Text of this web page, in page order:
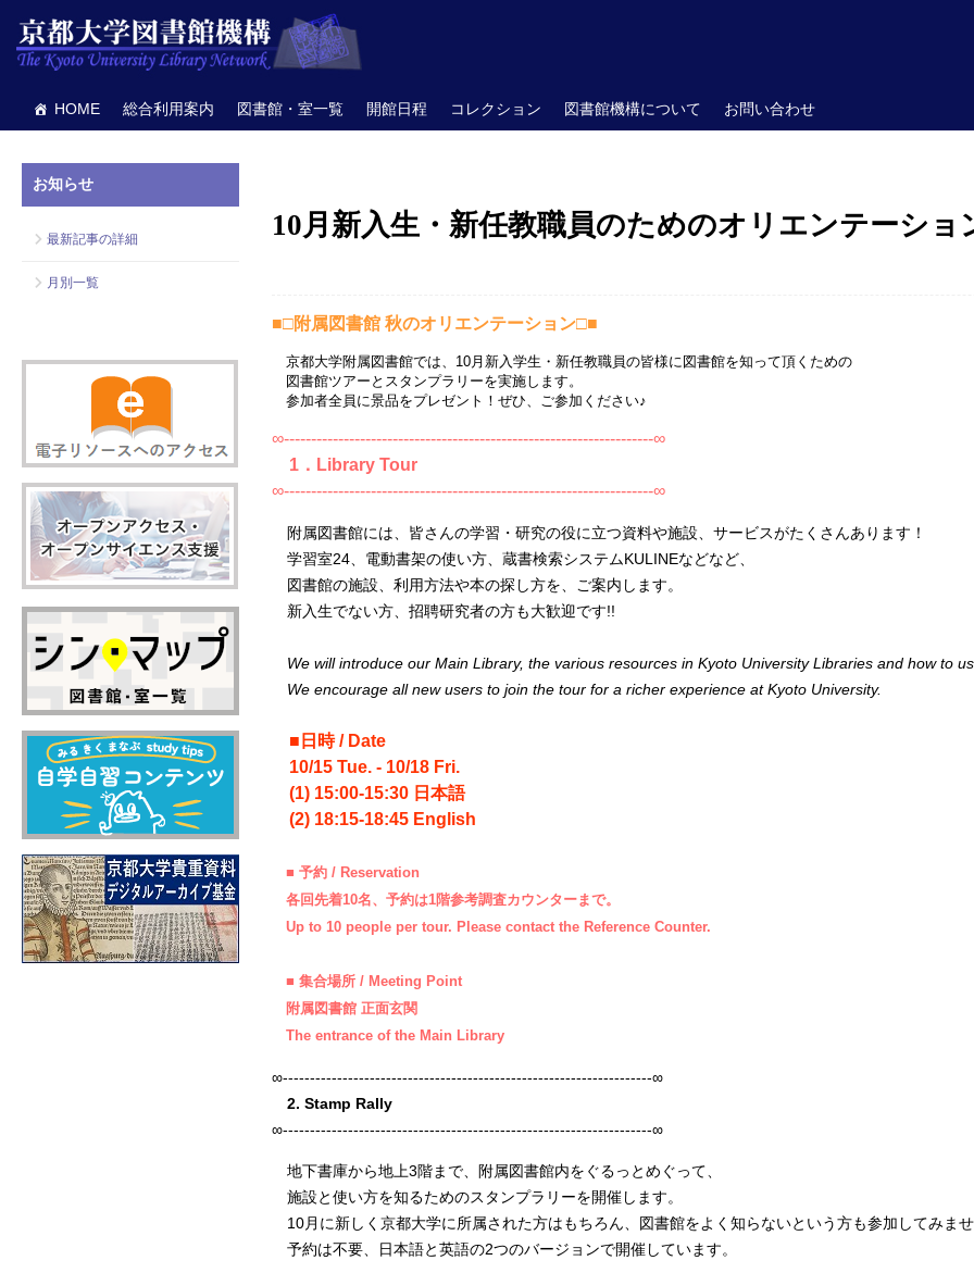
HOME 総合利用案内 図書館・室一覧 開館日程 コレクション 図書館機構について お問い合わせ
10月新入生・新任教職員のためのオリエンテーシ
■□附属図書館 秋のオリエンテーション□■
京都大学附属図書館では、10月新入学生・新任教職員の皆様に図書館を知って頂くための
図書館ツアーとスタンプラリーを実施します。
参加者全員に景品をプレゼント！ぜひ、ご参加ください♪
∞--------------------------------------------------------------------∞
1．Library Tour
∞--------------------------------------------------------------------∞
附属図書館には、皆さんの学習・研究の役に立つ資料や施設、サービスがたくさんあります！
学習室24、電動書架の使い方、蔵書検索システムKULINEなどなど、
図書館の施設、利用方法や本の探し方を、ご案内します。
新入生でない方、招聘研究者の方も大歓迎です!!
We will introduce our Main Library, the various resources in Kyoto University Libraries and how to
We encourage all new users to join the tour for a richer experience at Kyoto University.
■日時 / Date
10/15 Tue. - 10/18 Fri.
(1) 15:00-15:30 日本語
(2) 18:15-18:45 English
■ 予約 / Reservation
各回先着10名、予約は1階参考調査カウンターまで。
Up to 10 people per tour. Please contact the Reference Counter.
■ 集合場所 / Meeting Point
附属図書館 正面玄関
The entrance of the Main Library
∞--------------------------------------------------------------------∞
2. Stamp Rally
∞--------------------------------------------------------------------∞
地下書庫から地上3階まで、附属図書館内をぐるっとめぐって、
施設と使い方を知るためのスタンプラリーを開催します。
10月に新しく京都大学に所属された方はもちろん、図書館をよく知らないという方も参加してみま
予約は不要、日本語と英語の2つのバージョンで開催しています。
お知らせ
最新記事の詳細
月別一覧